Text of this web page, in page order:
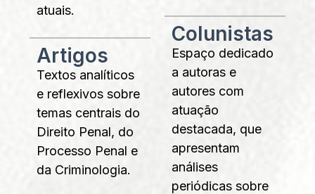
atuais.
Artigos
Textos analíticos
e reflexivos sobre
temas centrais do
Direito Penal, do
Processo Penal e
da Criminologia.
Colunistas
Espaço dedicado
a autoras e
autores com
atuação
destacada, que
apresentam
análises
periódicas sobre